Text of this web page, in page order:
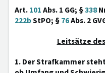
Art.101Abs. 1 GG; §338
222bStPO; §76Abs. 2
Leitsätze
1. Der Strafkammer